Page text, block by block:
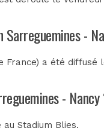
-
France) a été
-
auStadium Blies.